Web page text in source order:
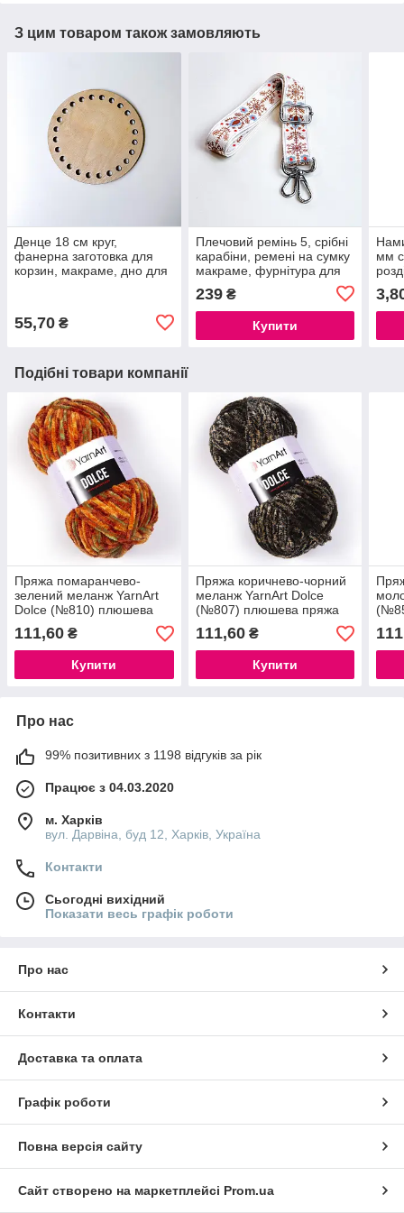
З цим товаром також замовляють
Денце 18 см круг,
фанерна заготовка для
корзин, макраме, дно для
55,70 ₴
Плечовий ремінь 5, срібні
карабіни, ремені на сумку
макраме, фурнітура для
(7027)
239₴
Купити
мм
Подібні товари компанії
Пряжа помаранчево-
зелений меланж YarnArt
Dolce (№810) плюшева
пряжа Дольче Ярнарт
махрова
111,60 ₴
Купити
Пряжа коричнево-чорний
меланж YarnArt Dolce
(№807) плюшева пряжа
Дольче Ярнарт махрова
111,60₴
Купити
Про нас
99% позитивних з 1198 відгуків за рік
Працює з 04.03.2020
м. Харків
вул. Дарвіна, буд 12, Харків, Україна
Контакти
Сьогодні вихідний
Показати весь графік роботи
Про нас
Контакти
Доставка та оплата
Графік роботи
Повна версія сайту
Сайт створено на маркетплейсі Prom.ua